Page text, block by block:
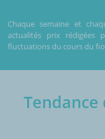
Chaque semaine et
actualités prix rédigées
fluctuations du cours du